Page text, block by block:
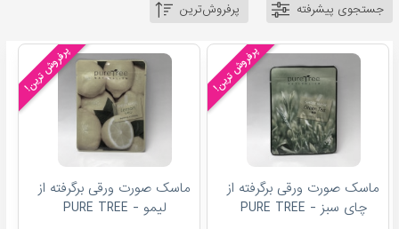
جستجوی پیشرفته پرفروش‌ترین
پرفروش ترین!
ماسک صورت ورقی برگرفته از
چای سبز - PURE TREE
پرفروش ترین!
ماسک صورت ورقی برگرفته از
لیمو - PURE TREE